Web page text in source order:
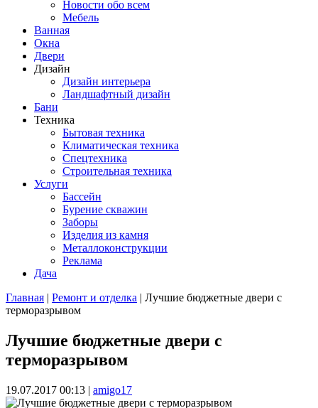
Новости обо всем
Мебель
Ванная
Окна
Двери
Дизайн
Дизайн интерьера
Ландшафтный дизайн
Бани
Техника
Бытовая техника
Климатическая техника
Спецтехника
Строительная техника
Услуги
Бассейн
Бурение скважин
Заборы
Изделия из камня
Металлоконструкции
Реклама
Дача
Вы здесь
Главная | Ремонт и отделка | Лучшие бюджетные двери с
терморазрывом
Лучшие бюджетные двери с
терморазрывом
19.07.2017 00:13 | amigo17